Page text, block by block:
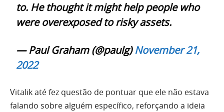
to. He thought it might help people who
were overexposed to risky assets.
— Paul Graham (@paulg)November 21,
2022
Vitalik até fez questão de pontuar que ele não estava
falando sobre alguém específico, reforçando a ideia